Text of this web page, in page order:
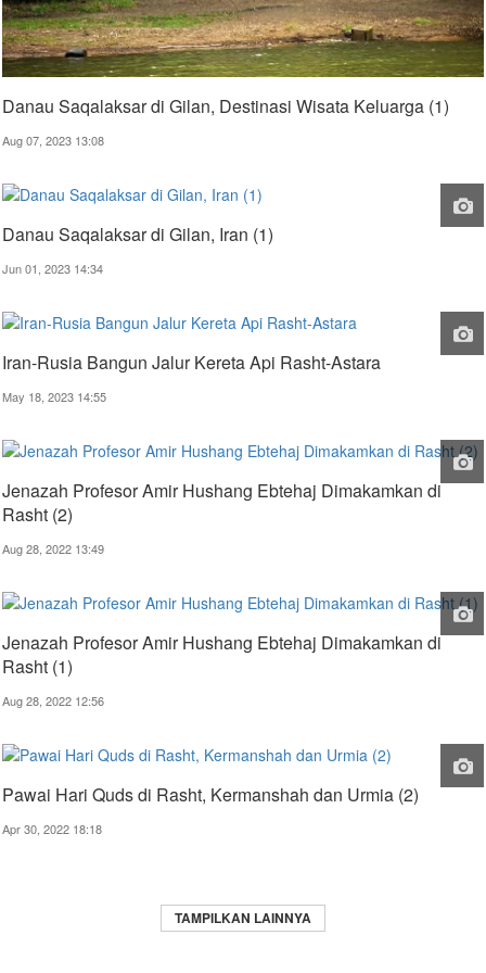
Danau Saqalaksar di Gilan, Destinasi Wisata Keluarga (1)
Aug 07, 2023 13:08
Danau Saqalaksar di Gilan, Iran (1)
Jun 01, 2023 14:34
Iran-Rusia Bangun Jalur Kereta Api Rasht-Astara
May 18, 2023 14:55
Jenazah Profesor Amir Hushang Ebtehaj Dimakamkan di
Rasht (2)
Aug 28, 2022 13:49
Jenazah Profesor Amir Hushang Ebtehaj Dimakamkan di
Rasht (1)
Aug 28, 2022 12:56
Pawai Hari Quds di Rasht, Kermanshah dan Urmia (2)
Apr 30, 2022 18:18
TAMPILKAN LAINNYA